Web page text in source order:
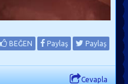
BEĞEN Paylaş Paylaş
Cevapla